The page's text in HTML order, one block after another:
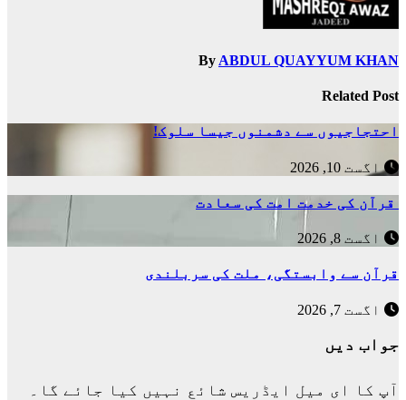
By ABDUL QUAYYUM KHAN
Related Post
احتجاجیوں سے دشمنوں جیسا سلوک!
اگست 10, 2026
قرآن کی خدمت امت کی سعادت
اگست 8, 2026
قرآن سے وابستگی، ملت کی سربلندی
اگست 7, 2026
جواب دیں
آپ کا ای میل ایڈریس شائع نہیں کیا جائے گا۔